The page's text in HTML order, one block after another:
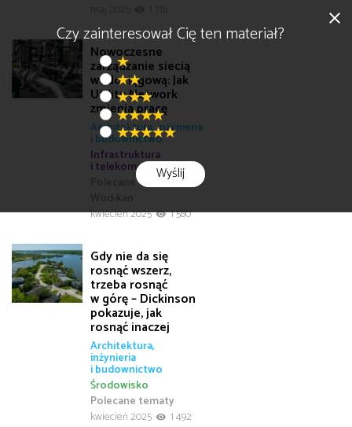
Czy zainteresował Cię ten materiał?
close
Wyślij
Nowoczesne
zarządzanie siecią
wodociągową: Jak
Utility Network
zmienia pracę
Architektura, inżynieria
i budownictwo
Infrastruktura
i telekomunikacja
Polecane tematy
kwiecień 2025
1 580
Gdy nie da się
rosnąć wszerz,
trzeba rosnąć
w górę – Dickinson
pokazuje, jak
rosnąć inaczej
Architektura,
inżynieria
i budownictwo
Polecane tematy
Środowisko
kwiecień 2025
1 492